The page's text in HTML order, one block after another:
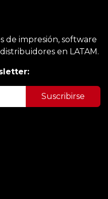
de impresión, software
en LATAM.
Suscribirse